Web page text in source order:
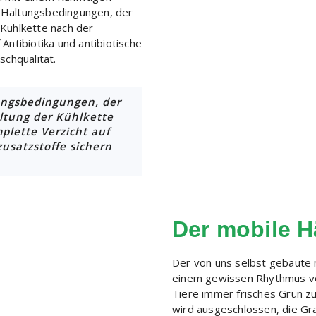
der
nach der
und antibiotische
der
der Kühlkette
Verzicht auf
sichern
Der mobile
Der von uns selbst gebaute
einem gewissen Rhythmus
Tiere immer frisches Grün
wird ausgeschlossen, die